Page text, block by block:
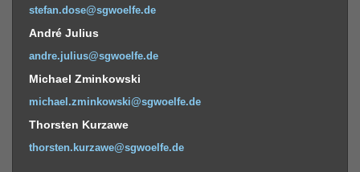
stefan.dose@sgwoelfe.de
André Julius
andre.julius@sgwoelfe.de
Michael Zminkowski
michael.zminkowski@sgwoelfe.de
Thorsten Kurzawe
thorsten.kurzawe@sgwoelfe.de